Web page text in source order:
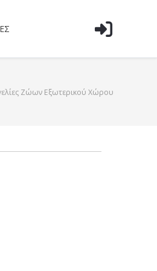
Ζώων Εξωτερικού Χώρου